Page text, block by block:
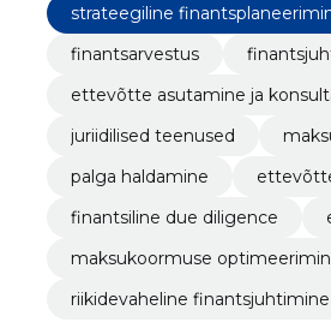
strateegiline
finantsarvestus
ettevõtte asutamine ja
juriidilised teenused
palga haldamine
finantsiline due diligence
maksukoormuse
riikidevaheline finantsjuhtimine